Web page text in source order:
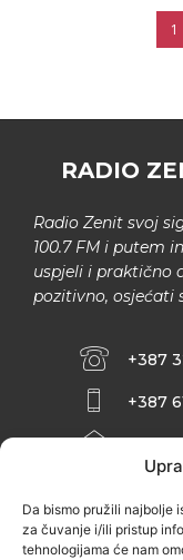
Da bismo pružili najbolje
za čuvanje i/ili pristup
tehnologijama će nam
1
RADIO
Radio Zenit svoj
100.7 FM i putem
uspjeli i praktično
pozitivno, osjećati
+387
+387